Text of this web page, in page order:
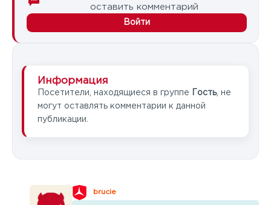
оставить комментарий
Войти
Информация
Посетители, находящиеся в группе Гость, не
могут оставлять комментарии к данной
публикации.
brucie